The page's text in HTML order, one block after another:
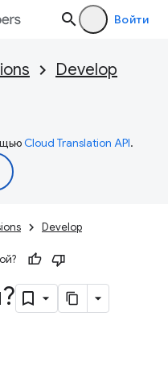
Войти
Develop
Cloud Translation API.
Develop